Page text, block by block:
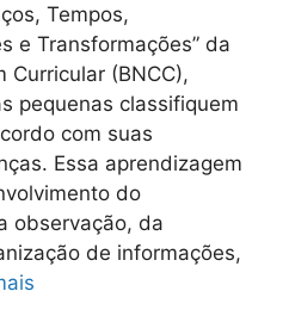
Tempos,
e Transformações” da
Curricular (BNCC),
pequenas classifiquem
com suas
Essa aprendizagem
do
observação, da
de informações,